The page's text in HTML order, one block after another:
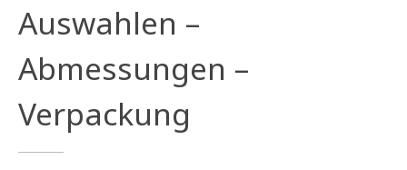
Auswahlen –
Abmessungen –
Verpackung